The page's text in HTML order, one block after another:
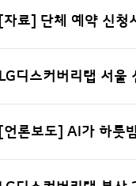
[자료] 단체 예약 신청
LG디스커버리랩 서
[언론보도] AI가 하룻